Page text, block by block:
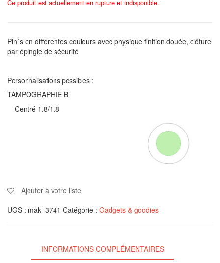
Ce produit est actuellement en rupture et indisponible.
Pin´s en différentes couleurs avec physique finition douée, clôture
par épingle de sécurité
Personnalisations possibles :
TAMPOGRAPHIE B
Centré 1.8/1.8
Ajouter à votre liste
UGS : mak_3741 Catégorie : Gadgets & goodies
INFORMATIONS COMPLÉMENTAIRES